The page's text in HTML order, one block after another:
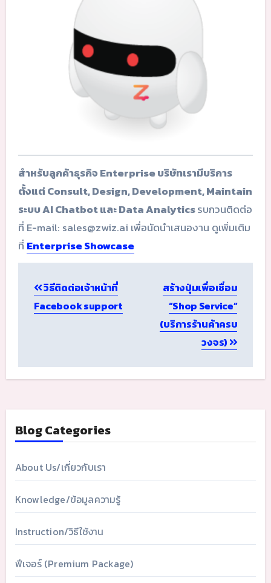
สำหรับลูกค้าธุรกิจ Enterprise บริษัทเรามีบริการ
ตั้งแต่ Consult, Design, Development, Maintain
ระบบ AI Chatbot และ Data Analyticsรบกวนติดต่อ
ที่ E-mail: sales@zwiz.ai เพื่อนัดนำเสนองาน ดูเพิ่มเติม
ที่ Enterprise Showcase
navigation
วิธีติดต่อเจ้าหน้าที่
Facebook support
สร้างปุ่มเพื่อเชื่อม
“Shop Service”
(บริการร้านค้าครบ
วงจร)
Blog Categories
About Us/เกี่ยวกับเรา
Knowledge/ข้อมูลความรู้
Instruction/วิธีใช้งาน
ฟีเจอร์ (Premium Package)